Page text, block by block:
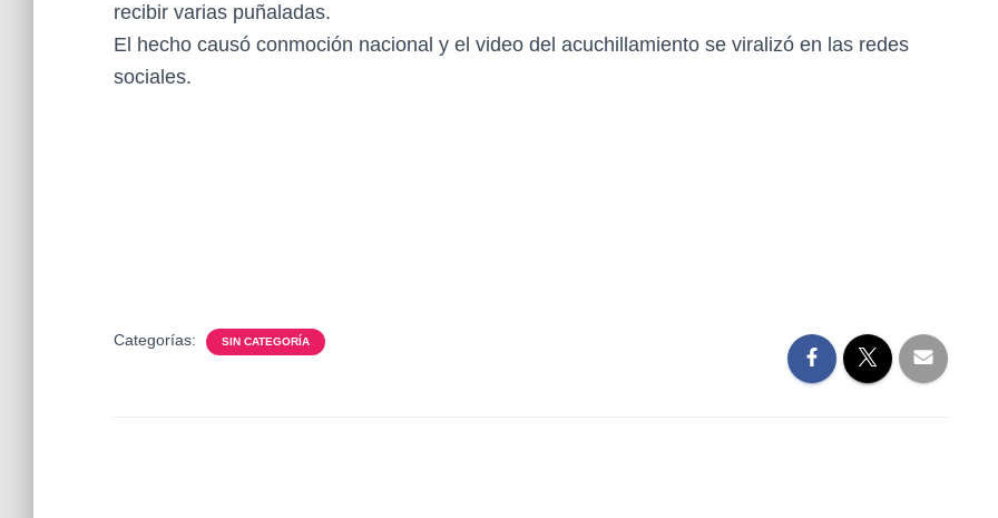
recibir varias puñaladas.
El hecho causó conmoción nacional y el video del acuchillamiento se viralizó en las redes
sociales.
Categorías: SIN CATEGORÍA